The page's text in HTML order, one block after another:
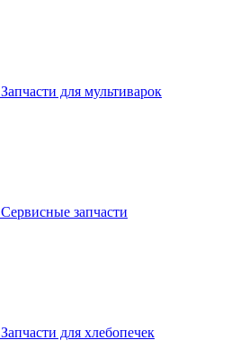
Запчасти для мультиварок
Сервисные запчасти
Запчасти для хлебопечек